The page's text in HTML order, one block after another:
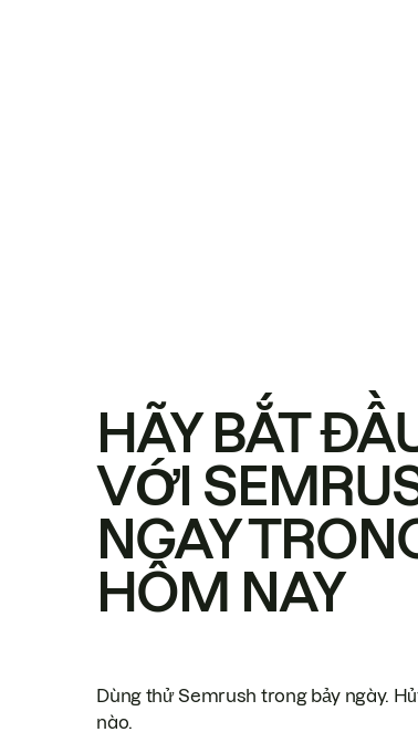
HÃY BẮT
VỚI
NGAY
HÔM NAY
Dùng thử Semrush trong bảy ngày.
nào.